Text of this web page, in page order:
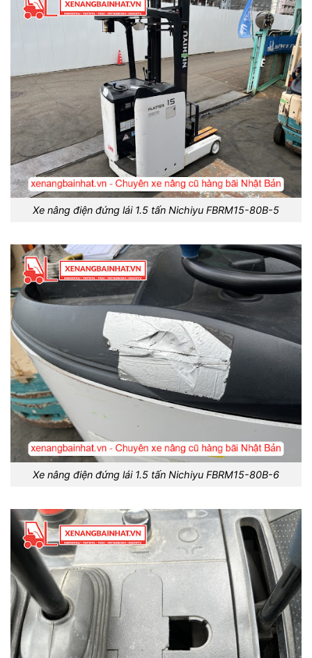
Xe nâng điện đứng lái 1.5 tấn Nichiyu FBRM15-80B-5
Xe nâng điện đứng lái 1.5 tấn Nichiyu FBRM15-80B-6